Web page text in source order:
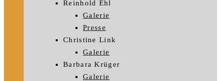
Reinhold Ehl
Galerie
Presse
Christine Link
Galerie
Barbara Krüger
Galerie